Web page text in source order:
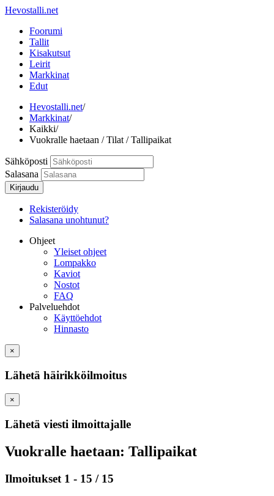
Hevostalli.net
Foorumi
Tallit
Kisakutsut
Leirit
Markkinat
Edut
Hevostalli.net/
Markkinat/
Kaikki/
Vuokralle haetaan / Tilat / Tallipaikat
Sähköposti
Salasana
Kirjaudu
Rekisteröidy
Salasana unohtunut?
Ohjeet
Yleiset ohjeet
Lompakko
Kaviot
Nostot
FAQ
Palveluehdot
Käyttöehdot
Hinnasto
×
Lähetä häirikköilmoitus
×
Lähetä viesti ilmoittajalle
Vuokralle haetaan: Tallipaikat
Ilmoitukset 1 - 15 / 15